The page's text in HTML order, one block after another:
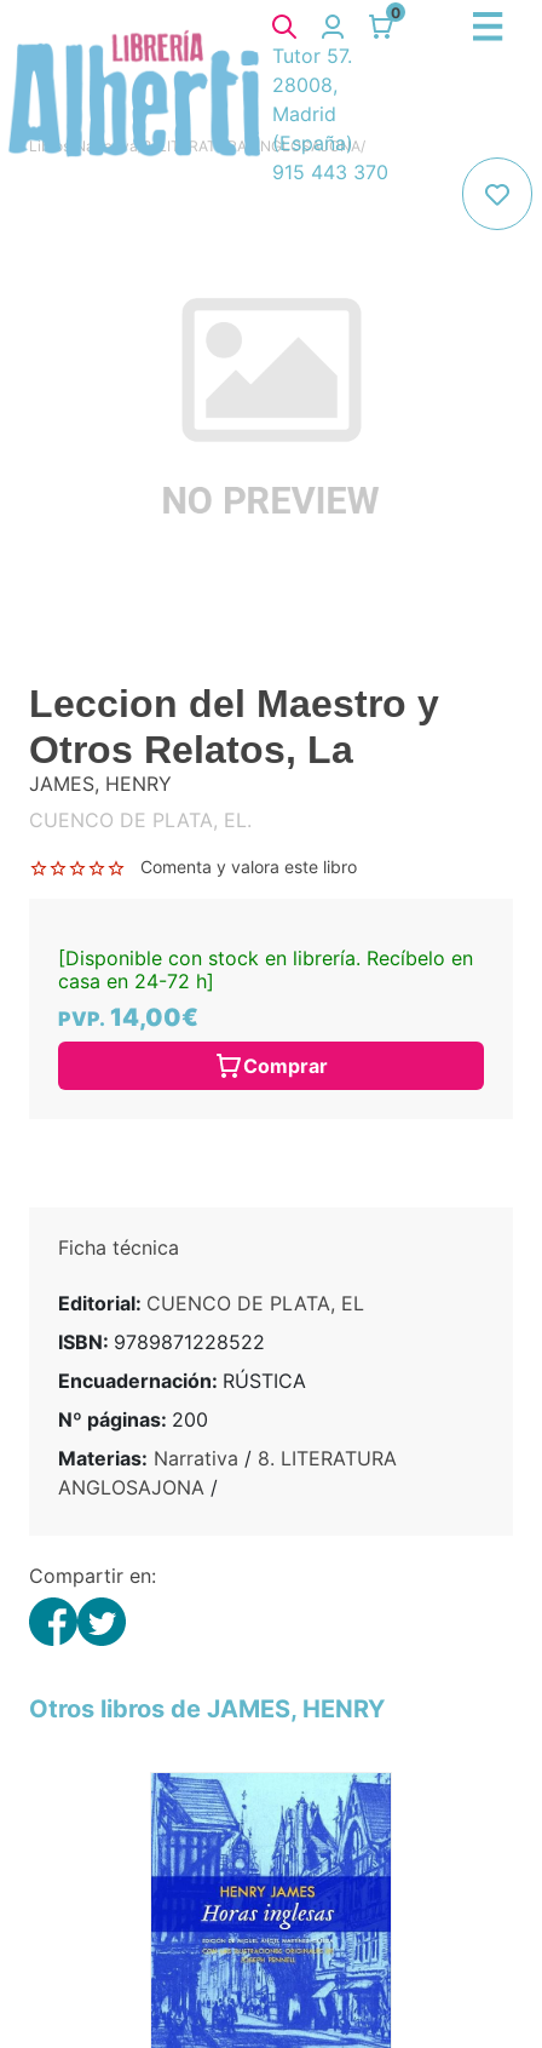
0
Tutor 57.
28008,
Madrid
(España)
915 443 370
Libros Narrativa/ 8. LITERATURA ANGLOSAJONA/
Leccion del Maestro y
Otros Relatos, La
JAMES, HENRY
CUENCO DE PLATA, EL.
Comenta y valora este libro
[Disponible con stock en librería. Recíbelo en
casa en 24-72 h]
PVP. 14,00€
Comprar
Ficha técnica
Editorial: CUENCO DE PLATA, EL
ISBN: 9789871228522
Encuadernación: RÚSTICA
Nº páginas: 200
Materias: Narrativa / 8. LITERATURA
ANGLOSAJONA /
Compartir en:
Otros libros de JAMES, HENRY